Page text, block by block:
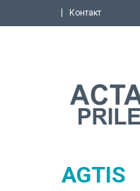
to
Контакт
AGTIS